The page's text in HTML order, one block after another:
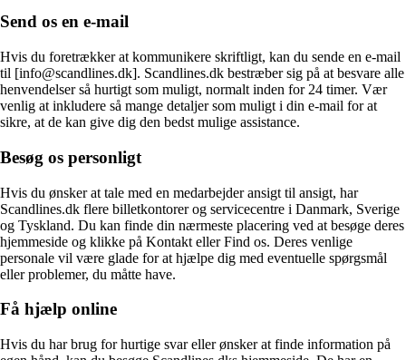
Send os en e-mail
Hvis du foretrækker at kommunikere skriftligt, kan du sende en e-mail
til [info@scandlines.dk]. Scandlines.dk bestræber sig på at besvare alle
henvendelser så hurtigt som muligt, normalt inden for 24 timer. Vær
venlig at inkludere så mange detaljer som muligt i din e-mail for at
sikre, at de kan give dig den bedst mulige assistance.
Besøg os personligt
Hvis du ønsker at tale med en medarbejder ansigt til ansigt, har
Scandlines.dk flere billetkontorer og servicecentre i Danmark, Sverige
og Tyskland. Du kan finde din nærmeste placering ved at besøge deres
hjemmeside og klikke på Kontakt eller Find os. Deres venlige
personale vil være glade for at hjælpe dig med eventuelle spørgsmål
eller problemer, du måtte have.
Få hjælp online
Hvis du har brug for hurtige svar eller ønsker at finde information på